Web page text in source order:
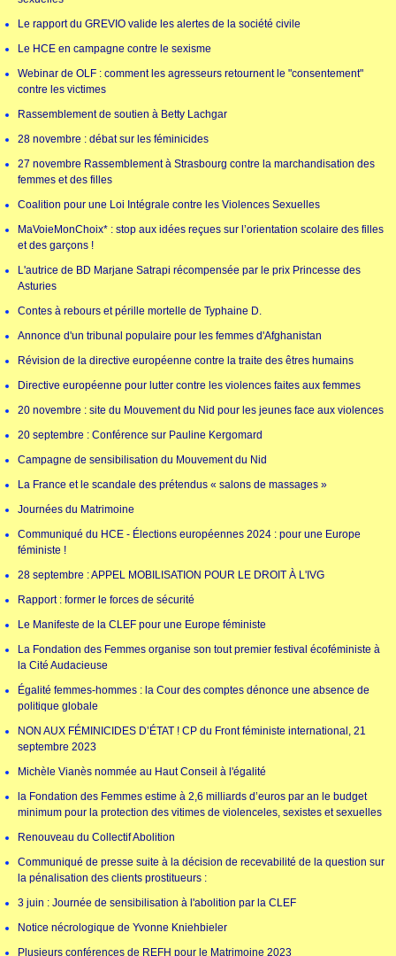
Le rapport du GREVIO valide les alertes de la société civile
Le HCE en campagne contre le sexisme
Webinar de OLF : comment les agresseurs retournent le "consentement"
contre les victimes
Rassemblement de soutien à Betty Lachgar
28 novembre : débat sur les féminicides
27 novembre Rassemblement à Strasbourg contre la marchandisation des
femmes et des filles
Coalition pour une Loi Intégrale contre les Violences Sexuelles
MaVoieMonChoix* : stop aux idées reçues sur l’orientation scolaire des filles
et des garçons !
L'autrice de BD Marjane Satrapi récompensée par le prix Princesse des
Asturies
Contes à rebours et pérille mortelle de Typhaine D.
Annonce d'un tribunal populaire pour les femmes d'Afghanistan
Révision de la directive européenne contre la traite des êtres humains
Directive européenne pour lutter contre les violences faites aux femmes
20 novembre : site du Mouvement du Nid pour les jeunes face aux violences
20 septembre : Conférence sur Pauline Kergomard
Campagne de sensibilisation du Mouvement du Nid
La France et le scandale des prétendus « salons de massages »
Journées du Matrimoine
Communiqué du HCE - Élections européennes 2024 : pour une Europe
féministe !
28 septembre : APPEL MOBILISATION POUR LE DROIT À L'IVG
Rapport : former le forces de sécurité
Le Manifeste de la CLEF pour une Europe féministe
La Fondation des Femmes organise son tout premier festival écoféministe à
la Cité Audacieuse
Égalité femmes-hommes : la Cour des comptes dénonce une absence de
politique globale
NON AUX FÉMINICIDES D’ÉTAT ! CP du Front féministe international, 21
septembre 2023
Michèle Vianès nommée au Haut Conseil à l'égalité
la Fondation des Femmes estime à 2,6 milliards d’euros par an le budget
minimum pour la protection des vitimes de violenceles, sexistes et sexuelles
Renouveau du Collectif Abolition
Communiqué de presse suite à la décision de recevabilité de la question sur
la pénalisation des clients prostitueurs :
3 juin : Journée de sensibilisation à l'abolition par la CLEF
Notice nécrologique de Yvonne Kniehbieler
Plusieurs conférences de REFH pour le Matrimoine 2023